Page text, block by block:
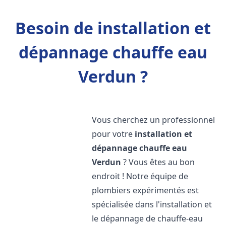
Besoin de installation et
dépannage chauffe eau
Verdun ?
Vous cherchez un professionnel
pour votre installation et
dépannage chauffe eau
Verdun ? Vous êtes au bon
endroit ! Notre équipe de
plombiers expérimentés est
spécialisée dans l'installation et
le dépannage de chauffe-eau